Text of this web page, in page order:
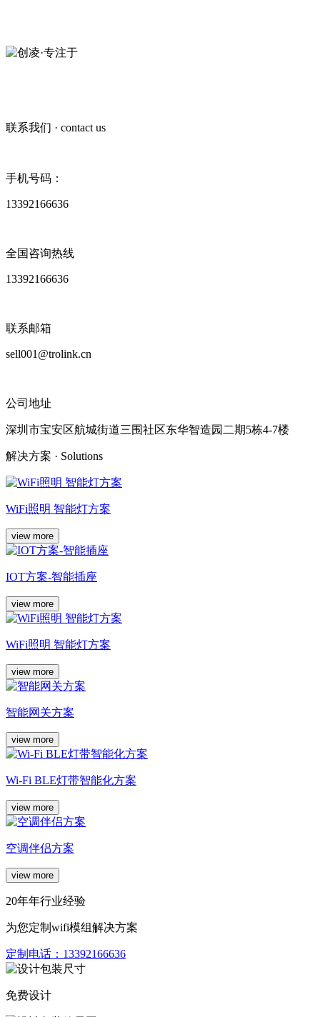
联系我们 · contact us
手机号码：
13392166636
全国咨询热线
13392166636
联系邮箱
sell001@trolink.cn
公司地址
深圳市宝安区航城街道三围社区东华智造园二期5栋4-7楼
解决方案 · Solutions
WiFi照明 智能灯方案
view more
IOT方案-智能插座
view more
WiFi照明 智能灯方案
view more
智能网关方案
view more
Wi-Fi BLE灯带智能化方案
view more
空调伴侣方案
view more
20年年行业经验
为您定制wifi模组解决方案
定制电话： 13392166636
免费设计